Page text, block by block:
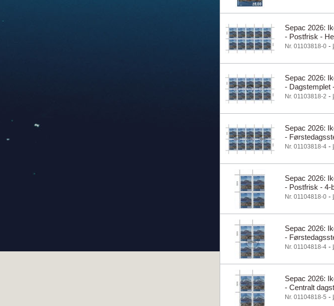
Sepac 2026:
- Postfrisk -
Nr. 01103818-0 -
Sepac 2026:
- Dagstemplet
Nr. 01103818-2 -
Sepac 2026:
-
Nr. 01103818-4 -
Sepac 2026:
- Postfrisk - 4-
marginal
Nr. 01104818-0 -
Sepac 2026:
-
øvre marginal
Nr. 01104818-4 -
Sepac 2026:
- Centralt
øvre marginal
Nr. 01104818-5 -